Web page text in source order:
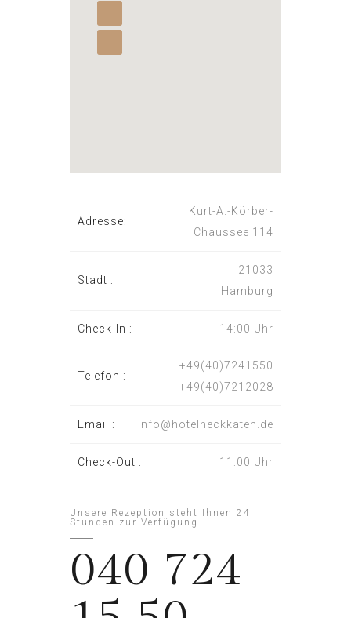
Adresse:
Kurt-A.-Körber-
Chaussee 114
Stadt :
21033
Hamburg
Check-In : 14:00 Uhr
Telefon :
+49(40)7241550
+49(40)7212028
Email : info@hotelheckkaten.de
Check-Out : 11:00 Uhr
Unsere Rezeption steht Ihnen 24
Stunden zur Verfügung.
040 724